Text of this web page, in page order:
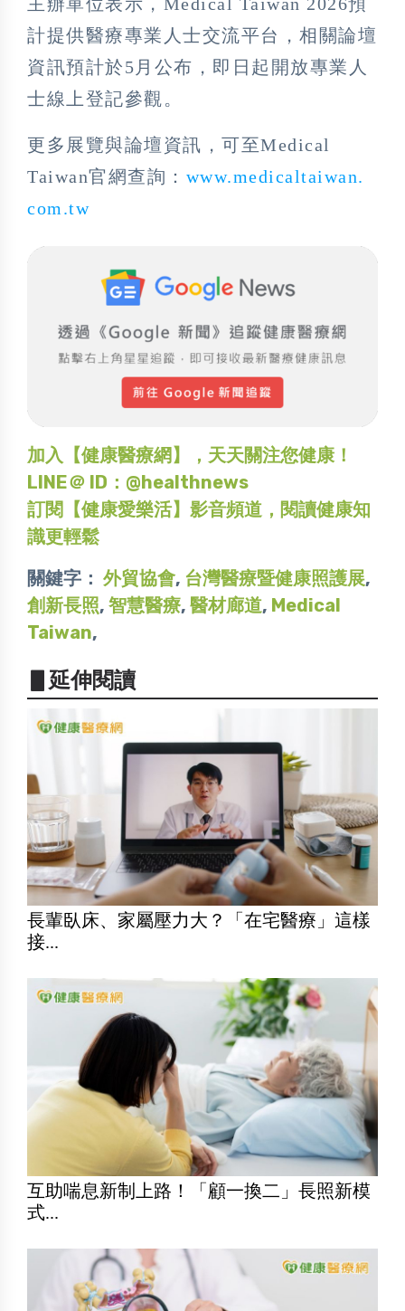
計提供醫療專業人士交流平台，相關論壇
資訊預計於5月公布，即日起開放專業人
士線上登記參觀。
更多展覽與論壇資訊，可至Medical
Taiwan官網查詢： www.medicaltaiwan.
com.tw
加入【健康醫療網】，天天關注您健康！
LINE＠ ID：@healthnews
訂閱【健康愛樂活】影音頻道，閱讀健康知
識更輕鬆
關鍵字： 外貿協會, 台灣醫療暨健康照護展,
創新長照, 智慧醫療, 醫材廊道, Medical
Taiwan,
▋延伸閱讀
長輩臥床、家屬壓力大？「在宅醫療」這樣
接...
互助喘息新制上路！「顧一換二」長照新模
式...